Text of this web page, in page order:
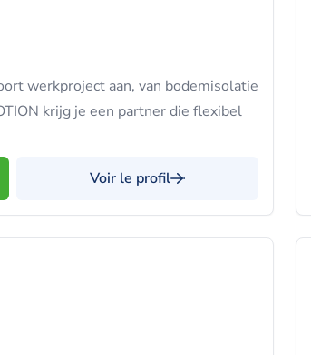
werkproject aan, van bodemisolatie
krijg je een partner die flexibel
Voir le profil